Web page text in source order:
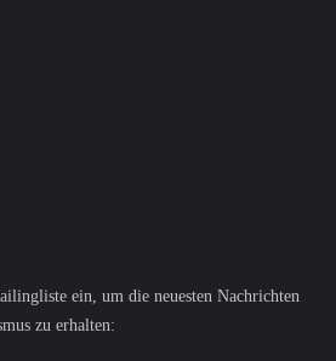
ein, um die neuesten Nachrichten
zu erhalten: